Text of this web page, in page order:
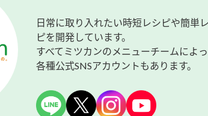
日常に取り入れたい時短レシピや簡単
ピを開発しています。
すべてミツカンのメニューチームによ
各種公式SNSアカウントもあります。